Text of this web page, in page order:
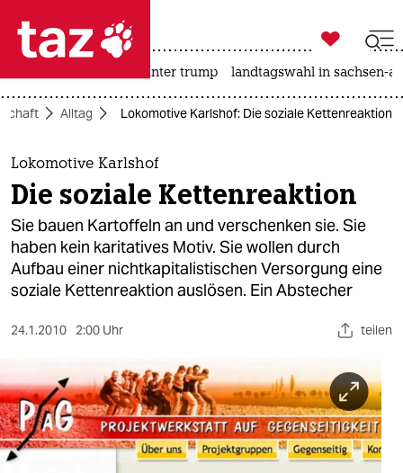
 taz zahl ich
taz zahl ich
themen
politik
öko
gesellschaft
kultur
berlin
nord

taz zahl ich
usa unter trump landtagswahl in sachsen-
Alltag Lokomotive Karlshof: Die soziale Kettenreaktion
Lokomotive Karlshof
Die soziale Kettenreaktion
Sie bauen Kartoffeln an und verschenken sie. Sie
haben kein karitatives Motiv. Sie wollen durch
Aufbau einer nichtkapitalistischen Versorgung eine
soziale Kettenreaktion auslösen. Ein Abstecher
24.1.2010 2:00 Uhr teilen